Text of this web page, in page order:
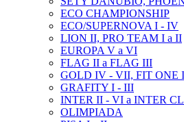
ECO CHAMPIONSHIP
ECO/SUPERNOVA I - IV
LION II, PRO TEAM I a II
EUROPA V a VI
FLAG II a FLAG III
GOLD IV - VII, FIT ONE
GRAFITY I - III
INTER II - VI a INTER
OLIMPIADA